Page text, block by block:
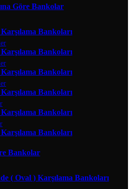
Göre Bankolar
Bankoları
Bankoları
Bankoları
Bankoları
Bankoları
Bankoları
Bankolar
( Oval ) Karşılama Bankoları